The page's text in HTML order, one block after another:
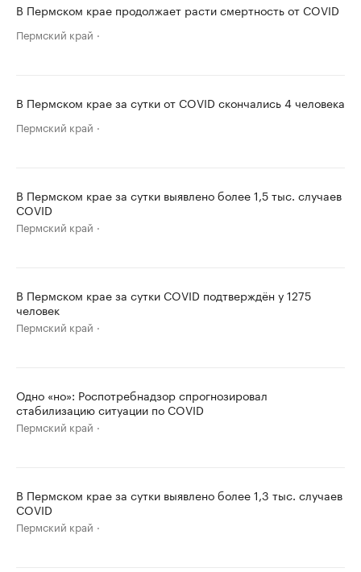
В Пермском крае продолжает расти смертность от COVID
Пермский край
В Пермском крае за сутки от COVID скончались 4 человека
Пермский край
В Пермском крае за сутки выявлено более 1,5 тыс. случаев
COVID
Пермский край
В Пермском крае за сутки COVID подтверждён у 1275
человек
Пермский край
Одно «но»: Роспотребнадзор спрогнозировал
стабилизацию ситуации по COVID
Пермский край
В Пермском крае за сутки выявлено более 1,3 тыс. случаев
COVID
Пермский край